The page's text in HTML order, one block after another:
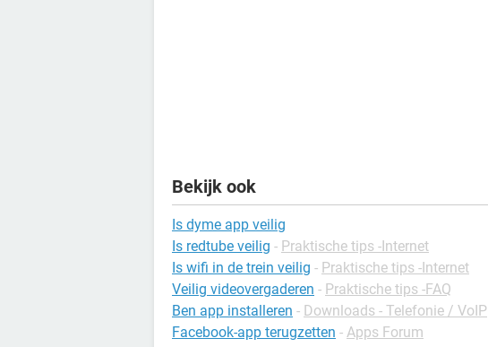
Bekijk ook
Is dyme app veilig
Is redtube veilig - Praktische tips -Internet
Is wifi in de trein veilig - Praktische tips -Internet
Veilig videovergaderen - Praktische tips -FAQ
Ben app installeren - Downloads - Telefonie / VoIP
Facebook-app terugzetten - Apps Forum